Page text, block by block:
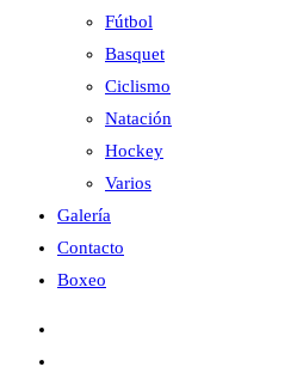
Fútbol
Basquet
Ciclismo
Natación
Hockey
Varios
Galería
Contacto
Boxeo